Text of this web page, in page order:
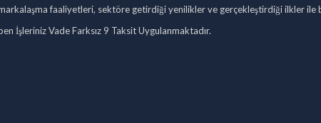
faaliyetleri, sektöre getirdiği yenilikler ve gerçekleştirdiği ilkler
İşleriniz Vade Farksız 9 Taksit Uygulanmaktadır.